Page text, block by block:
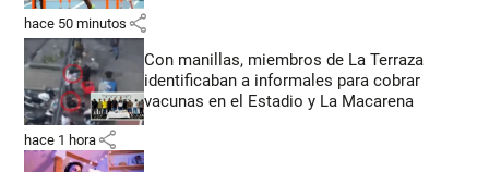
hace 50 minutos share
Con manillas, miembros de La Terraza
identificaban a informales para cobrar
vacunas en el Estadio y La Macarena
hace 1 hora share